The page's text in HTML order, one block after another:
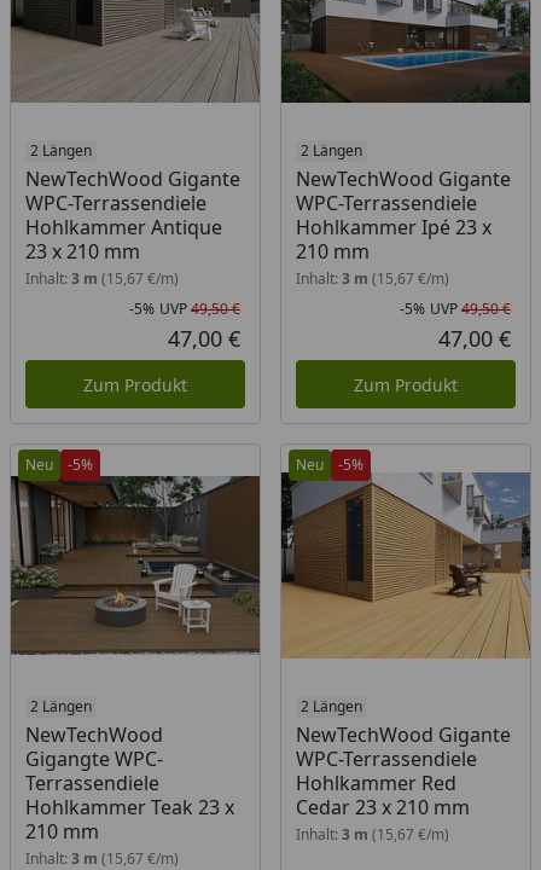
2 Längen
NewTechWood Gigante
WPC-Terrassendiele
Hohlkammer Antique
23 x 210 mm
Inhalt: 3 m (15,67 €/m)
Rabatt in Prozent
-5%
Ursprünglicher Preis
UVP49,50 €
Aktueller Preis
47,00 €
Zum Produkt
2 Längen
NewTechWood Gigante
WPC-Terrassendiele
Hohlkammer Ipé 23 x
210 mm
Inhalt: 3 m (15,67 €/m)
-5% UVP49,50 €
47,00 €
Zum Produkt
Neu -5%
2 Längen
NewTechWood
Gigangte WPC-
Terrassendiele
Hohlkammer Teak 23 x
210 mm
Inhalt: 3 m (15,67 €/m)
Neu -5%
2 Längen
NewTechWood Gigante
WPC-Terrassendiele
Hohlkammer Red
Cedar 23 x 210 mm
Inhalt: 3 m (15,67 €/m)